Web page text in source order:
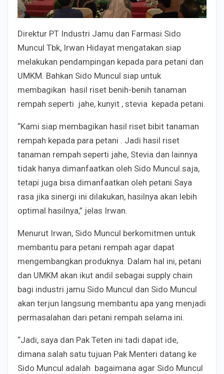
Direktur PT Industri Jamu dan Farmasi Sido
Muncul Tbk, Irwan Hidayat mengatakan siap
melakukan pendampingan kepada para petani dan
UMKM. Bahkan Sido Muncul siap untuk
membagikan hasil riset benih-benih tanaman
rempah seperti jahe, kunyit , stevia kepada petani.
“Kami siap membagikan hasil riset bibit tanaman
rempah kepada para petani . Jadi hasil riset
tanaman rempah seperti jahe, Stevia dan lainnya
tidak hanya dimanfaatkan oleh Sido Muncul.saja,
tetapi juga bisa dimanfaatkan oleh petani.Saya
rasa jika sinergi ini dilakukan, hasilnya akan lebih
optimal hasilnya,” jelas Irwan.
Menurut Irwan, Sido Muncul berkomitmen untuk
membantu para petani rempah agar dapat
mengembangkan produknya. Dalam hal ini, petani
dan UMKM akan ikut andil sebagai supply chain
bagi industri jamu Sido Muncul dan Sido Muncul
akan terjun langsung membantu apa yang menjadi
permasalahan dari petani rempah selama ini.
“Jadi, saya dan Pak Teten ini tadi dapat ide,
dimana salah satu tujuan Pak Menteri datang ke
Sido Muncul adalah bagaimana agar Sido Muncul